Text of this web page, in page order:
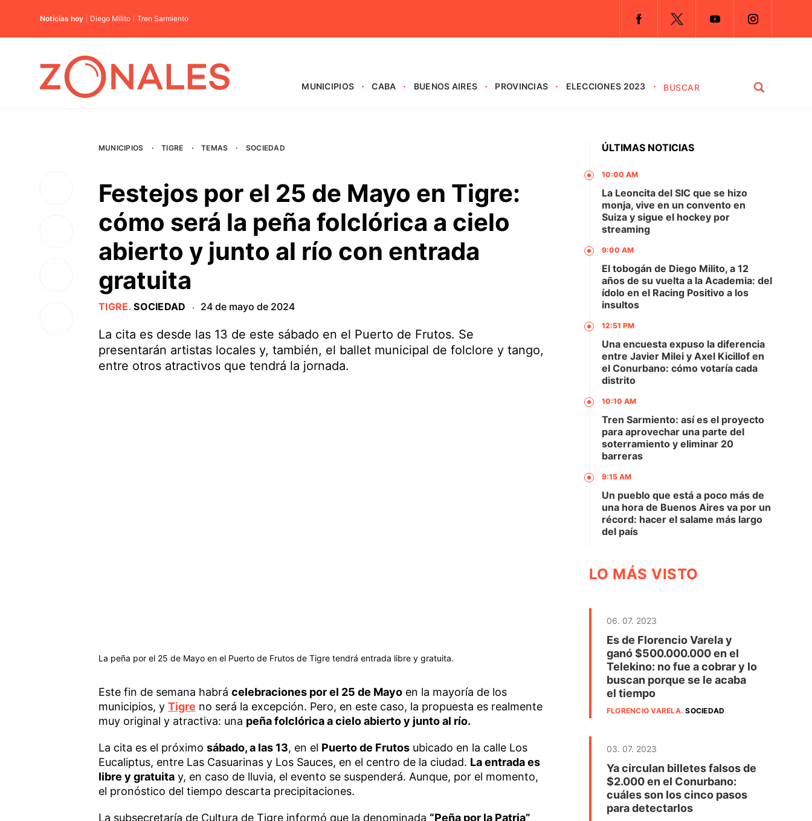
Noticias hoy Diego Milito Tren Sarmiento
MUNICIPIOS CABA BUENOS AIRES PROVINCIAS ELECCIONES 2023
MUNICIPIOS · TIGRE · TEMAS · SOCIEDAD
Festejos por el 25 de Mayo en Tigre:
cómo será la peña folclórica a cielo
abierto y junto al río con entrada
gratuita
TIGRE.SOCIEDAD · 24 de mayo de 2024
La cita es desde las 13 de este sábado en el Puerto de Frutos. Se
presentarán artistas locales y, también, el ballet municipal de folclore y tango,
entre otros atractivos que tendrá la jornada.
La peña por el 25 de Mayo en el Puerto de Frutos de Tigre tendrá entrada libre y gratuita.
Este fin de semana habrá celebraciones por el 25 de Mayoen la mayoría de los
municipios, y Tigre no será la excepción. Pero, en este caso, la propuesta es realmente
muy original y atractiva: una peña folclórica a cielo abierto y junto al río.
La cita es el próximo sábado, a las 13, en el Puerto de Frutosubicado en la calle Los
Eucaliptus, entre Las Casuarinas y Los Sauces, en el centro de la ciudad. La entrada es
libre y gratuitay, en caso de lluvia, el evento se suspenderá. Aunque, por el momento,
el pronóstico del tiempo descarta precipitaciones.
La subsecretaría de Cultura de Tigre informó que la denominada “Peña por la Patria”
ÚLTIMAS NOTICIAS
10:00 AM
La Leoncita del SIC que se hizo
monja, vive en un convento en
Suiza y sigue el hockey por
streaming
9:00 AM
El tobogán de Diego Milito, a 12
años de su vuelta a la Academia: del
ídolo en el Racing Positivo a los
insultos
12:51 PM
Una encuesta expuso la diferencia
entre Javier Milei y Axel Kicillof en
el Conurbano: cómo votaría cada
distrito
10:10 AM
Tren Sarmiento: así es el proyecto
para aprovechar una parte del
soterramiento y eliminar 20
barreras
9:15 AM
Un pueblo que está a poco más de
una hora de Buenos Aires va por un
récord: hacer el salame más largo
del país
LO MÁS VISTO
06. 07. 2023
Es de Florencio Varela y
ganó $500.000.000 en el
Telekino: no fue a cobrar y lo
buscan porque se le acaba
el tiempo
FLORENCIO VARELA.SOCIEDAD
03. 07. 2023
Ya circulan billetes falsos de
$2.000 en el Conurbano:
cuáles son los cinco pasos
para detectarlos